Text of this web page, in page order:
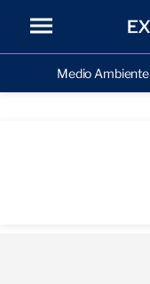
Medio Ambiente